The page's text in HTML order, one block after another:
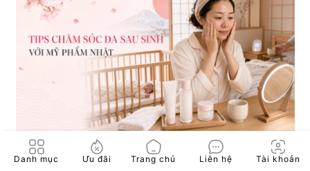
Danh mục Ưu đãi Trang chủ Liên hệ Tài khoản
Tips chăm sóc da sau sinh với mỹ phẩm Nhật
49
07/08/2026